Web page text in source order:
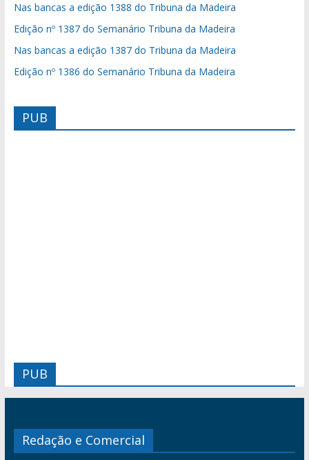
Nas bancas a edição 1388 do Tribuna da Madeira
Edição nº 1387 do Semanário Tribuna da Madeira
Nas bancas a edição 1387 do Tribuna da Madeira
Edição nº 1386 do Semanário Tribuna da Madeira
PUB
PUB
Redação e Comercial